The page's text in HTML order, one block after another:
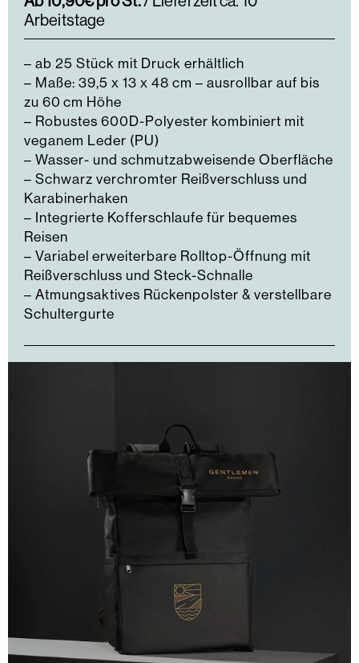
Arbeitstage
– ab 25 Stück mit Druck erhältlich
– Maße: 39,5 x 13 x 48 cm – ausrollbar auf bis
zu 60 cm Höhe
– Robustes 600D-Polyester kombiniert mit
veganem Leder (PU)
– Wasser- und schmutzabweisende Oberfläche
– Schwarz verchromter Reißverschluss und
Karabinerhaken
– Integrierte Kofferschlaufe für bequemes
Reisen
– Variabel erweiterbare Rolltop-Öffnung mit
Reißverschluss und Steck-Schnalle
– Atmungsaktives Rückenpolster & verstellbare
Schultergurte